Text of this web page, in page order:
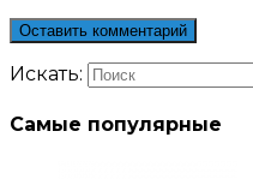
Искать:
Самые популярные